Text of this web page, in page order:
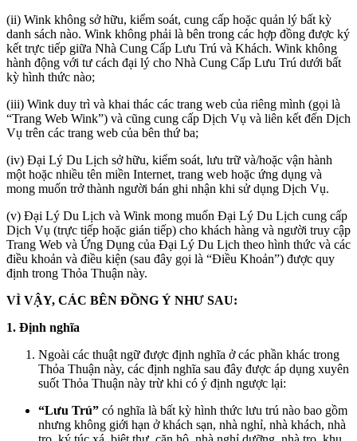
(ii) Wink không sở hữu, kiểm soát, cung cấp hoặc quản lý bất kỳ
danh sách nào. Wink không phải là bên trong các hợp đồng được ký
kết trực tiếp giữa Nhà Cung Cấp Lưu Trú và Khách. Wink không
hành động với tư cách đại lý cho Nhà Cung Cấp Lưu Trú dưới bất
kỳ hình thức nào;
(iii) Wink duy trì và khai thác các trang web của riêng mình (gọi là
“Trang Web Wink”) và cũng cung cấp Dịch Vụ và liên kết đến Dịch
Vụ trên các trang web của bên thứ ba;
(iv) Đại Lý Du Lịch sở hữu, kiểm soát, lưu trữ và/hoặc vận hành
một hoặc nhiều tên miền Internet, trang web hoặc ứng dụng và
mong muốn trở thành người bán ghi nhận khi sử dụng Dịch Vụ.
(v) Đại Lý Du Lịch và Wink mong muốn Đại Lý Du Lịch cung cấp
Dịch Vụ (trực tiếp hoặc gián tiếp) cho khách hàng và người truy cập
Trang Web và Ứng Dụng của Đại Lý Du Lịch theo hình thức và các
điều khoản và điều kiện (sau đây gọi là “Điều Khoản”) được quy
định trong Thỏa Thuận này.
VÌ VẬY, CÁC BÊN ĐỒNG Ý NHƯ SAU:
1. Định nghĩa
Ngoài các thuật ngữ được định nghĩa ở các phần khác trong
Thỏa Thuận này, các định nghĩa sau đây được áp dụng xuyên
suốt Thỏa Thuận này trừ khi có ý định ngược lại:
“Lưu Trú” có nghĩa là bất kỳ hình thức lưu trú nào bao gồm
nhưng không giới hạn ở khách sạn, nhà nghỉ, nhà khách, nhà